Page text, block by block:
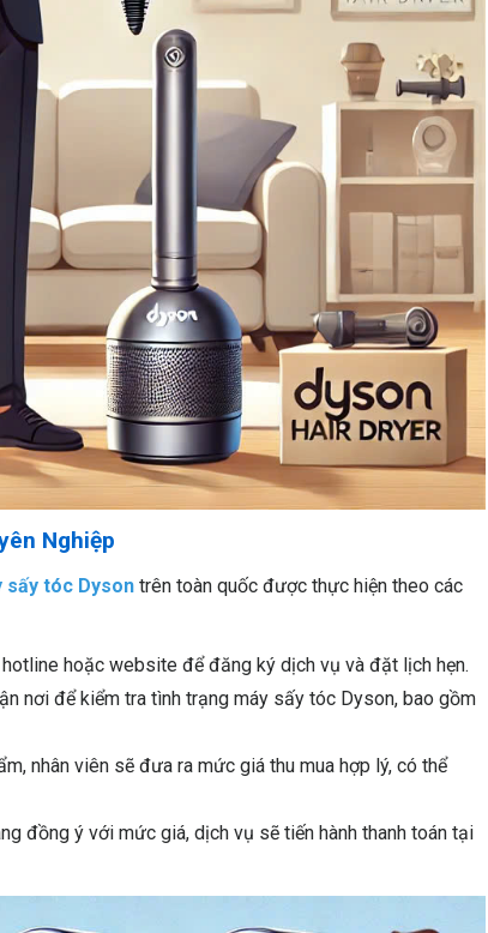
Nghiệp
sấy tóc Dyson trên toàn quốc được thực hiện theo các
hotline hoặc website để đăng ký dịch vụ và đặt lịch hẹn.
nơi để kiểm tra tình trạng máy sấy tóc Dyson, bao gồm
nhân viên sẽ đưa ra mức giá thu mua hợp lý, có thể
đồng ý với mức giá, dịch vụ sẽ tiến hành thanh toán tại